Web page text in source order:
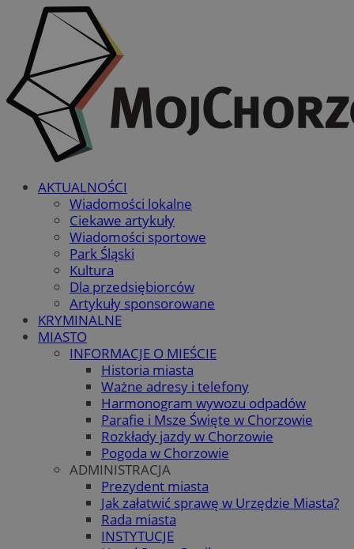
AKTUALNOŚCI
Wiadomości lokalne
Ciekawe artykuły
Wiadomości sportowe
Park Śląski
Kultura
Dla przedsiębiorców
Artykuły sponsorowane
KRYMINALNE
MIASTO
INFORMACJE O MIEŚCIE
Historia miasta
Ważne adresy i telefony
Harmonogram wywozu odpadów
Parafie i Msze Święte w Chorzowie
Rozkłady jazdy w Chorzowie
Pogoda w Chorzowie
ADMINISTRACJA
Prezydent miasta
Jak załatwić sprawę w Urzędzie Miasta?
Rada miasta
INSTYTUCJE